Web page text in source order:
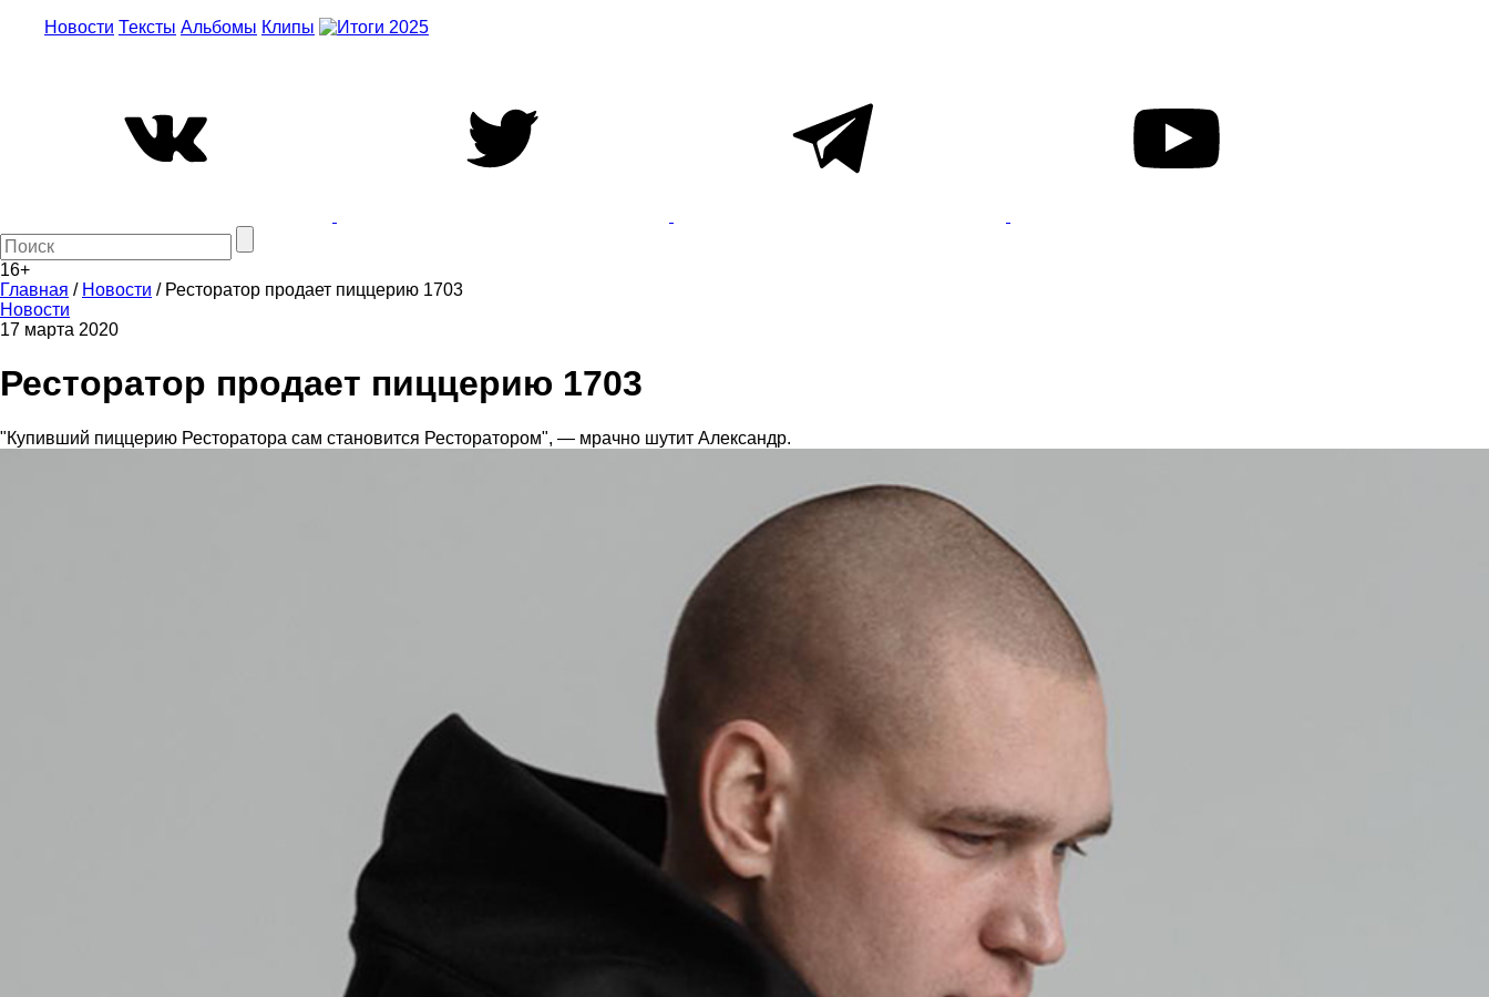
Новости Тексты Альбомы Клипы
16+
Главная / Новости / Ресторатор продает пиццерию 1703
Новости
17 марта 2020
Ресторатор продает пиццерию 1703
"Купивший пиццерию Ресторатора сам становится Ресторатором", — мрачно шутит Александр.